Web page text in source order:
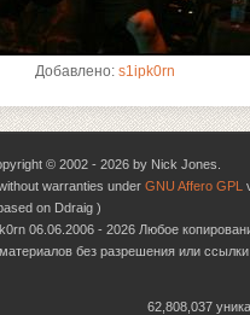
Добавлено: s1ipk0rn
© 2002 - 2026 by Nick Jones.
warranties under GNU Affero GPL
on Ddraig )
06.06.2006 - 2026 Любое
без разрешения или
62,808,037